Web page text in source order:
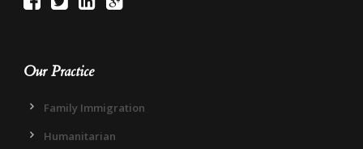
Our Practice
Family Immigration
Humanitarian